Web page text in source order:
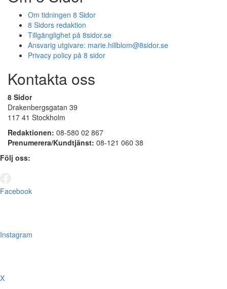
Om tidningen 8 Sidor
8 Sidors redaktion
Tillgänglighet på 8sidor.se
Ansvarig utgivare: marie.hillblom@8sidor.se
Privacy policy på 8 sidor
Kontakta oss
8 Sidor
Drakenbergsgatan 39
117 41 Stockholm
Redaktionen: 08-580 02 867
Prenumerera/Kundtjänst: 08-121 060 38
Följ oss:
Facebook
Instagram
X